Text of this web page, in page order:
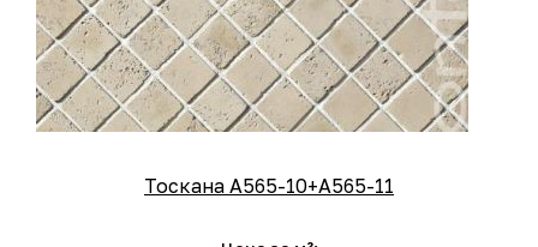
Тоскана A565-10+A565-11